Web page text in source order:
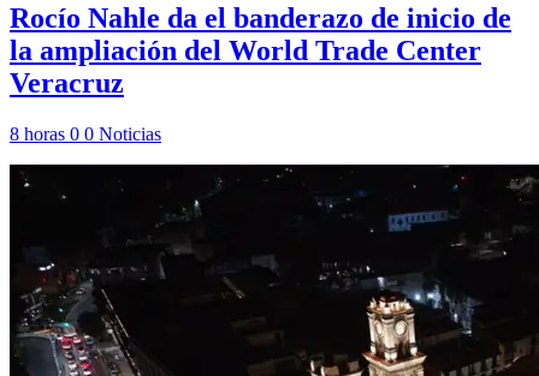
Rocío Nahle da el banderazo de inicio de
la ampliación del World Trade Center
Veracruz
8 horas 0 0 Noticias